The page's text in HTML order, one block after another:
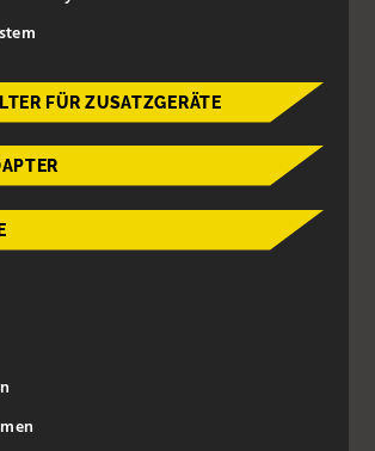
FÜR ZUSATZGERÄTE